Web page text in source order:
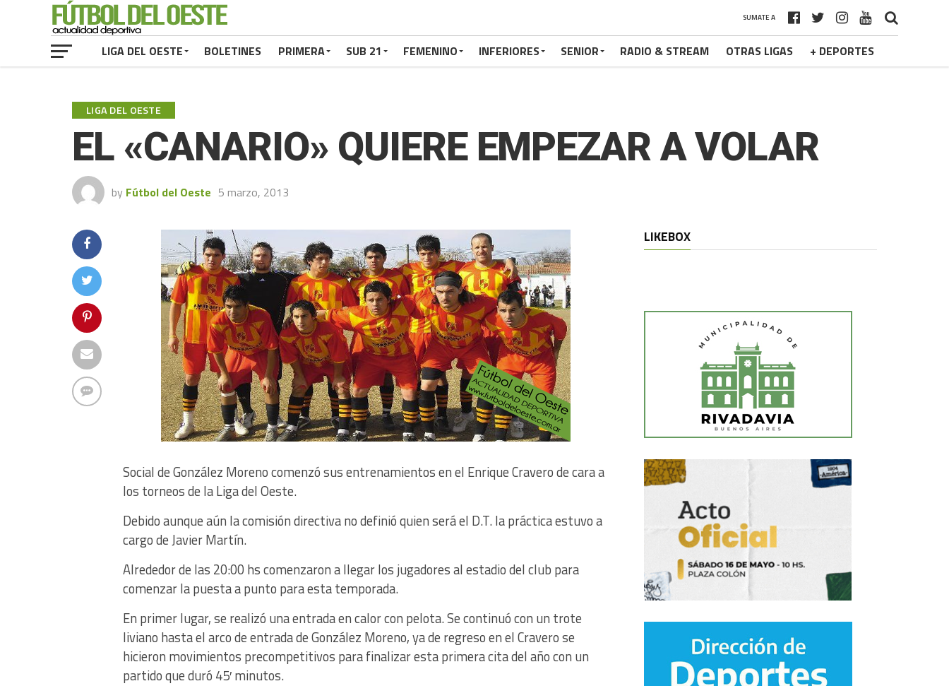
SUMATE A
LIGA DEL OESTE BOLETINES PRIMERA SUB 21 FEMENINO INFERIORES SENIOR RADIO & STREAM OTRAS LIGAS + DEPORTES
LIGA DEL OESTE
EL «CANARIO» QUIERE EMPEZAR A VOLAR
by Fútbol del Oeste 5 marzo, 2013
Social de González Moreno comenzó sus entrenamientos en el Enrique Cravero de cara a
los torneos de la Liga del Oeste.
Debido aunque aún la comisión directiva no definió quien será el D.T. la práctica estuvo a
cargo de Javier Martín.
Alrededor de las 20:00 hs comenzaron a llegar los jugadores al estadio del club para
comenzar la puesta a punto para esta temporada.
En primer lugar, se realizó una entrada en calor con pelota. Se continuó con un trote
liviano hasta el arco de entrada de González Moreno, ya de regreso en el Cravero se
hicieron movimientos precompetitivos para finalizar esta primera cita del año con un
partido que duró 45′ minutos.
LIKEBOX